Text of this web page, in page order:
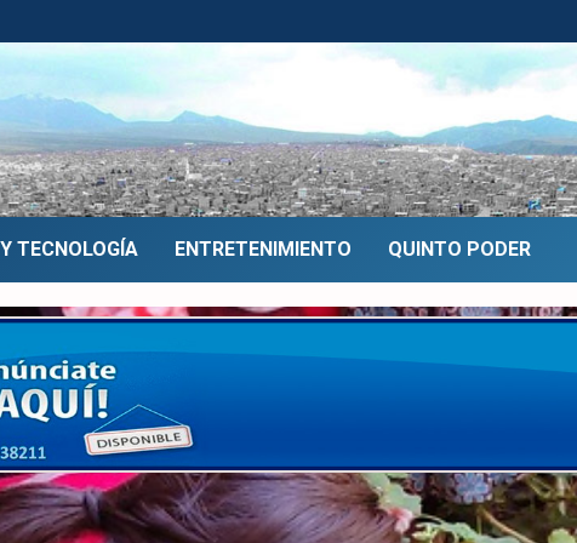
TECNOLOGÍA ENTRETENIMIENTO QUINTO PODER